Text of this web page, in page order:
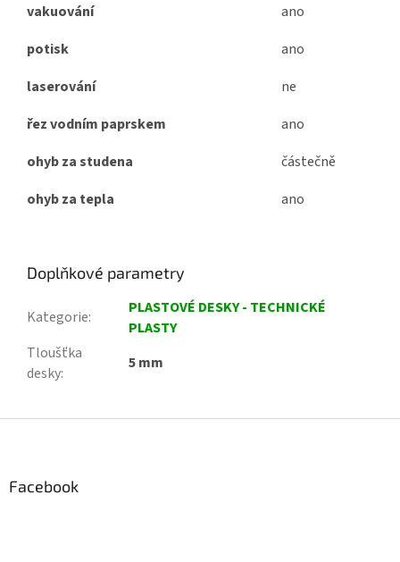
vakuování
ano
potisk
ano
laserování
ne
řez vodním paprskem
ano
ohyb za studena
částečně
ohyb za tepla
ano
Doplňkové parametry
Kategorie:
PLASTOVÉ DESKY - TECHNICKÉ
PLASTY
Tloušťka
desky:
5 mm
Facebook